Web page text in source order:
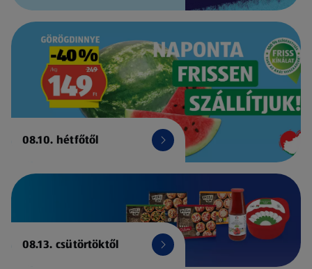
08.10. hétfőtől
08.13. csütörtöktől